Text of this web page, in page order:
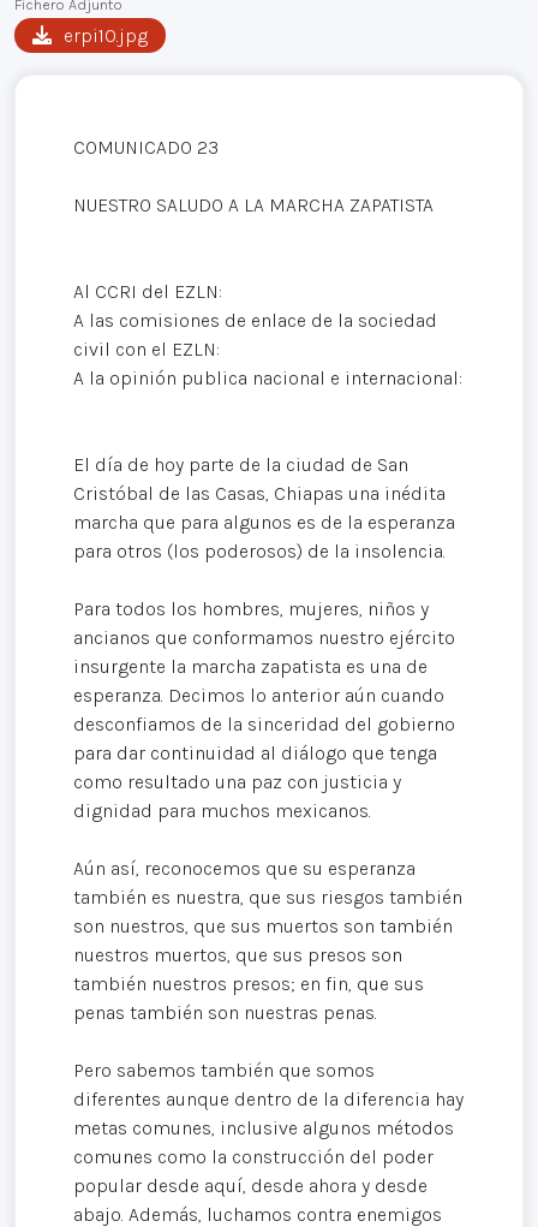
Fichero Adjunto
erpi10.jpg
COMUNICADO 23
NUESTRO SALUDO A LA MARCHA ZAPATISTA
Al CCRI del EZLN:
A las comisiones de enlace de la sociedad
civil con el EZLN:
A la opinión publica nacional e internacional:
El día de hoy parte de la ciudad de San
Cristóbal de las Casas, Chiapas una inédita
marcha que para algunos es de la esperanza
para otros (los poderosos) de la insolencia.
Para todos los hombres, mujeres, niños y
ancianos que conformamos nuestro ejército
insurgente la marcha zapatista es una de
esperanza. Decimos lo anterior aún cuando
desconfiamos de la sinceridad del gobierno
para dar continuidad al diálogo que tenga
como resultado una paz con justicia y
dignidad para muchos mexicanos.
Aún así, reconocemos que su esperanza
también es nuestra, que sus riesgos también
son nuestros, que sus muertos son también
nuestros muertos, que sus presos son
también nuestros presos; en fin, que sus
penas también son nuestras penas.
Pero sabemos también que somos
diferentes aunque dentro de la diferencia hay
metas comunes, inclusive algunos métodos
comunes como la construcción del poder
popular desde aquí, desde ahora y desde
abajo. Además, luchamos contra enemigos